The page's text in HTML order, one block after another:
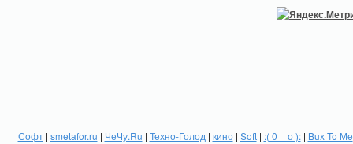
Софт| smetafor.ru | ЧеЧу.Ru | Техно-Голод | кино| Soft| :( 0 _ о ):| Bux To Me